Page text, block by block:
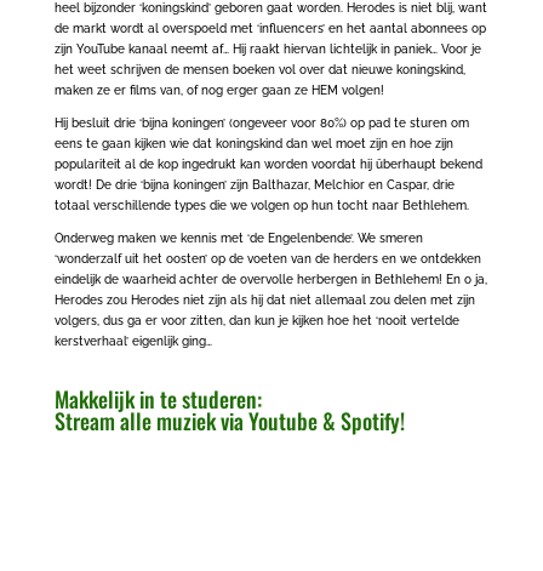
heel bijzonder ‘koningskind’ geboren gaat worden. Herodes is niet blij, want
de markt wordt al overspoeld met ‘influencers’ en het aantal abonnees op
zijn YouTube kanaal neemt af… Hij raakt hiervan lichtelijk in paniek… Voor je
het weet schrijven de mensen boeken vol over dat nieuwe koningskind,
maken ze er films van, of nog erger gaan ze HEM volgen!
Hij besluit drie ‘bijna koningen’ (ongeveer voor 80%) op pad te sturen om
eens te gaan kijken wie dat koningskind dan wel moet zijn en hoe zijn
populariteit al de kop ingedrukt kan worden voordat hij überhaupt bekend
wordt! De drie ‘bijna koningen’ zijn Balthazar, Melchior en Caspar, drie
totaal verschillende types die we volgen op hun tocht naar Bethlehem.
Onderweg maken we kennis met ‘de Engelenbende’. We smeren
‘wonderzalf uit het oosten’ op de voeten van de herders en we ontdekken
eindelijk de waarheid achter de overvolle herbergen in Bethlehem! En o ja,
Herodes zou Herodes niet zijn als hij dat niet allemaal zou delen met zijn
volgers, dus ga er voor zitten, dan kun je kijken hoe het ‘nooit vertelde
kerstverhaal’ eigenlijk ging…
Makkelijk in te studeren:
Stream alle muziek via Youtube & Spotify!